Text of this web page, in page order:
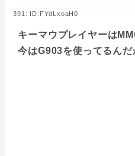
391: ID:FYdLxoaH0
キーマウプレイヤーは
今はG903を使ってるん